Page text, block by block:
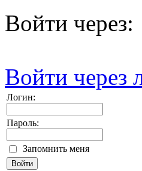
Войти через:
Войти через
Логин:
Пароль:
Запомнить меня